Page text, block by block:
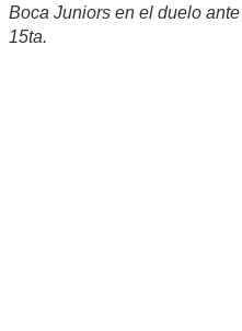
Boca Juniors en el duelo
15ta.